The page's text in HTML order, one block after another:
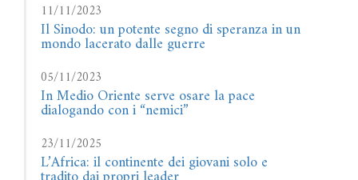
11/11/2023
Il Sinodo: un potente segno di speranza in un
mondo lacerato dalle guerre
05/11/2023
In Medio Oriente serve osare la pace
dialogando con i “nemici”
23/11/2025
L’Africa: il continente dei giovani solo e